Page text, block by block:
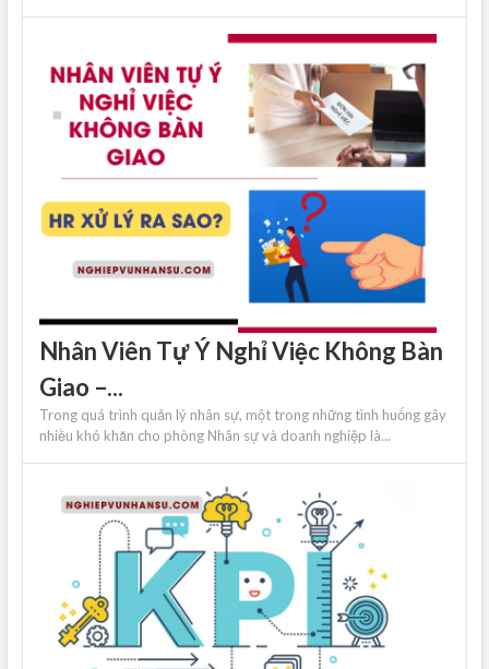
Nhân Viên Tự Ý Nghỉ Việc Không Bàn
Giao –...
Trong quá trình quản lý nhân sự, một trong những tình huống gây
nhiều khó khăn cho phòng Nhân sự và doanh nghiệp là...